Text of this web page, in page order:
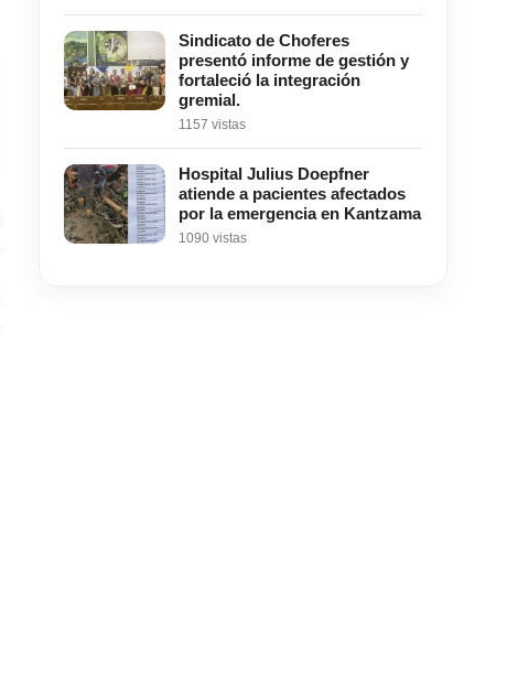
Sindicato de Choferes
presentó informe de gestión y
fortaleció la integración
gremial.
1157 vistas
Hospital Julius Doepfner
atiende a pacientes afectados
por la emergencia en Kantzama
1090 vistas